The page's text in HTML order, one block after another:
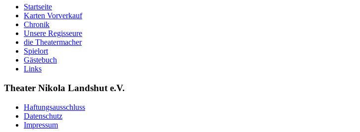
Startseite
Karten Vorverkauf
Chronik
Unsere Regisseure
die Theatermacher
Spielort
Gästebuch
Links
Theater Nikola Landshut e.V.
Haftungsausschluss
Datenschutz
Impressum